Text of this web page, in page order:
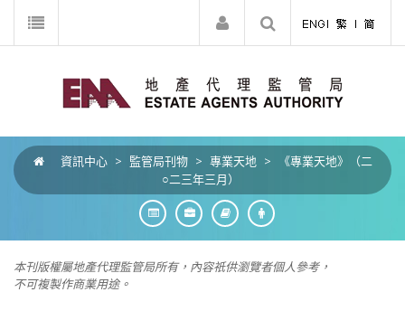
資訊中心 > 監管局刊物 > 專業天地 >
《專業天地》（二
○二三年三月）
本刊版權屬地產代理監管局所有，內容祇供瀏覽者個人參考，
不可複製作商業用途。